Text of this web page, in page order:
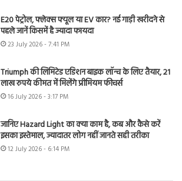
E20 पेट्रोल, फ्लेक्स फ्यूल या EV कार? नई गाड़ी खरीदने से
पहले जानें किसमें है ज्यादा फायदा
23 July 2026 - 7:41 PM
Triumph की लिमिटेड एडिशन बाइक लॉन्च के लिए तैयार, 21
लाख रुपये कीमत में मिलेंगे प्रीमियम फीचर्स
16 July 2026 - 3:17 PM
जानिए Hazard Light का क्या काम है, कब और कैसे करें
इसका इस्तेमाल, ज्यादातर लोग नहीं जानते सही तरीका
12 July 2026 - 6:14 PM